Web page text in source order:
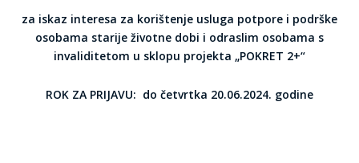
za iskaz interesa za korištenje usluga potpore i podrške
osobama starije životne dobi i odraslim osobama s
invaliditetom u sklopu projekta „POKRET 2+“
ROK ZA PRIJAVU: do četvrtka 20.06.2024. godine